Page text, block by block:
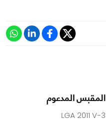
المقبس المدعوم
LGA 2011 V-3